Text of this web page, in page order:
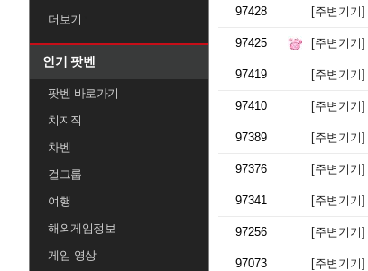
더보기
인기 팟벤
팟벤 바로가기
치지직
차벤
걸그룹
여행
해외게임정보
게임 영상
97428 [주변기기]
97425 [주변기기]
97419 [주변기기]
97410 [주변기기]
97389 [주변기기]
97376 [주변기기]
97341 [주변기기]
97256 [주변기기]
97073 [주변기기]